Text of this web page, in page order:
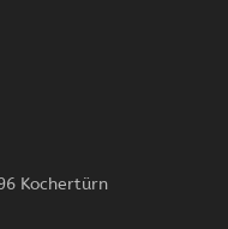
Kochertürn